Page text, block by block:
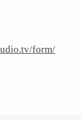
form/